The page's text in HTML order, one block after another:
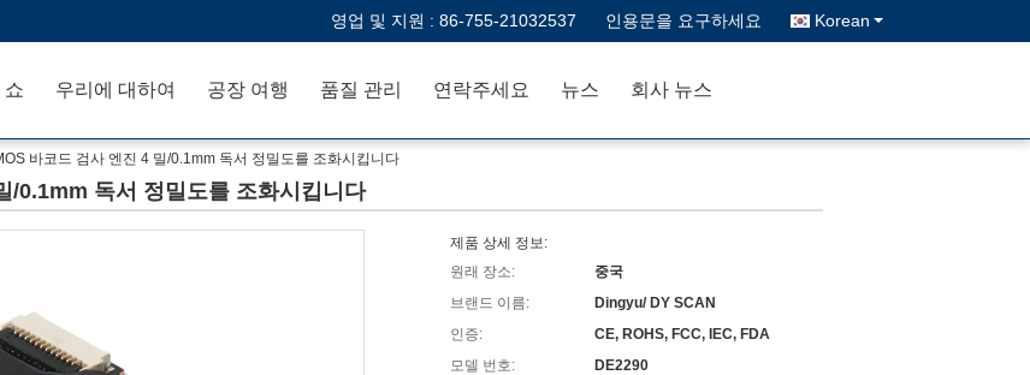
영업 및 지원 : 86-755-21032537 인용문을 요구하세요 Korean
쇼 우리에 대하여 공장 여행 품질 관리 연락주세요 뉴스 회사 뉴스
바코드 검사 엔진 4 밀/0.1mm 독서 정밀도를 조화시킵니다
/0.1mm 독서 정밀도를 조화시킵니다
제품 상세 정보:
원래 장소:
중국
브랜드 이름:
Dingyu/ DY SCAN
인증:
CE, ROHS, FCC, IEC, FDA
모델 번호:
DE2290